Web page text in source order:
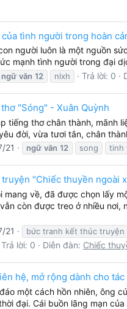
của tình người trong hoàn
người luôn là một nguồn
mạnh tình người trong đại
ngữ văn 12 nlxh Trả lời: 0
"Sóng" - Xuân Quỳnh
tiếng thơ chân thành, mãnh
đời, vừa tươi tắn, chân
21 ngữ văn 12 song tinh
"Chiếc thuyền ngoài
mang về, đã được chọn lấy
còn được treo ở nhiều
21 bức tranh kết thúc truyện
Trả lời: 0 Diễn đàn: Chiếc
hệ, mở rộng dành cho
một cách hồn nhiên, ông
đại. Cái buồn lãng mạn